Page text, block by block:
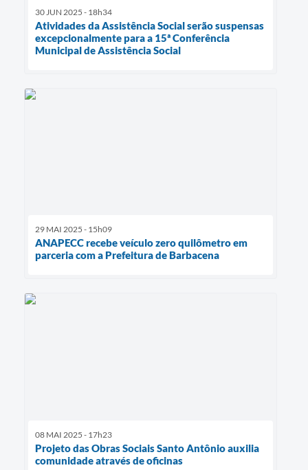
30 JUN 2025 - 18h34
Atividades da Assistência Social serão suspensas
excepcionalmente para a 15ª Conferência
Municipal de Assistência Social
29 MAI 2025 - 15h09
ANAPECC recebe veículo zero quilômetro em
parceria com a Prefeitura de Barbacena
08 MAI 2025 - 17h23
Projeto das Obras Sociais Santo Antônio auxilia
comunidade através de oficinas